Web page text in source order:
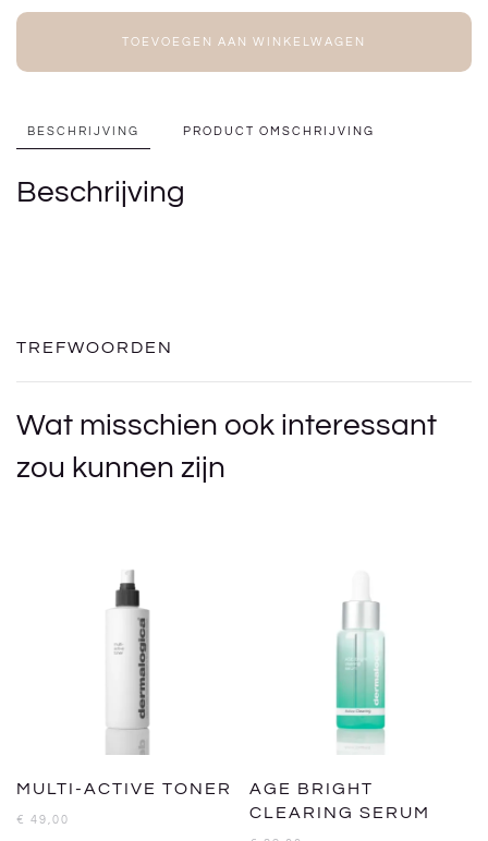
TOEVOEGEN AAN WINKELWAGEN
BESCHRIJVING PRODUCT OMSCHRIJVING
Beschrijving
TREFWOORDEN
Wat misschien ook interessant
zou kunnen zijn
MULTI-ACTIVE TONER
€ 49,00
AGE BRIGHT
CLEARING SERUM